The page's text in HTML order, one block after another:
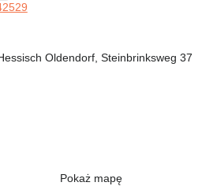
Oldendorf, Steinbrinksweg 37
Pokaż mapę